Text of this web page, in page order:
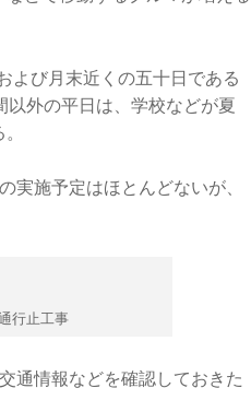
よび月末近くの五十日である
外の平日は、学校などが夏
実施予定はほとんどないが、
行止工事
通情報などを確認しておきた